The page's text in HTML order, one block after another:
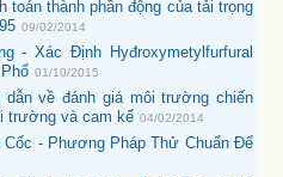
toán thành phần động của tải trọng
09/02/2014
- Xác Định Hyđroxymetylfurfural
01/10/2015
dẫn về đánh giá môi trường chiến
trường và cam kế 04/02/2014
Cốc - Phương Pháp Thử Chuẩn Để